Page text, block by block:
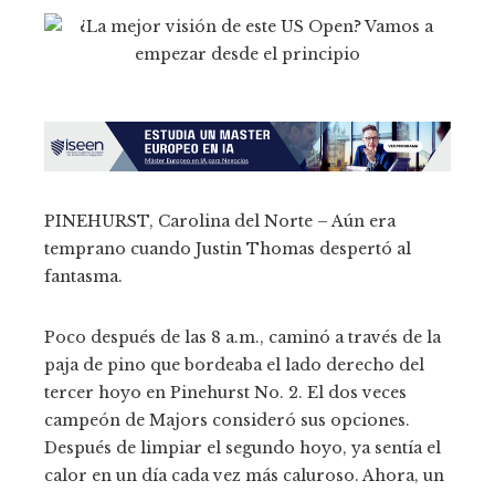
PINEHURST, Carolina del Norte – Aún era
temprano cuando Justin Thomas despertó al
fantasma.
Poco después de las 8 a.m., caminó a través de la
paja de pino que bordeaba el lado derecho del
tercer hoyo en Pinehurst No. 2. El dos veces
campeón de Majors consideró sus opciones.
Después de limpiar el segundo hoyo, ya sentía el
calor en un día cada vez más caluroso. Ahora, un